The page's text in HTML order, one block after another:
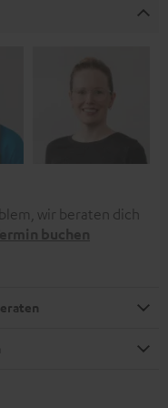
wir beraten dich
buchen